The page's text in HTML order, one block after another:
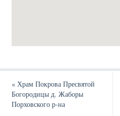
«Храм Покрова Пресвятой
Богородицы д. Жаборы
Порховского р-на